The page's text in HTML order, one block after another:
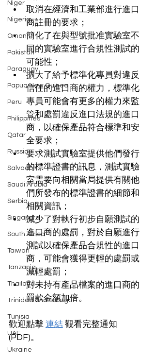
Niger
Nigeria
Oman
Pakistan
Paraguay
Papua New Guinea
Peru
Philippines
Qatar
Russia
Salvador
Saudi Arabia
Serbia
Singapore
South Africa
Taiwan
Tanzania
Thailand
Trinidad and Tobago
Tunisia
UAE
Ukraine
取消在經濟和工業部進行進口
商註冊的要求；
簡化了在與型號批准實驗室不
同的實驗室進行合規性測試的
可能性；
擴大了給予標準化專員對違反
信任的進口商的權力，標準化
專員可能會有更多的權力來監
管和處罰違反進口法規的進口
商，以確保產品符合標準和安
全要求；
要求測試實驗室提供他們發行
的標準證書的訊息，測試實驗
室需要向相關當局提供有關他
們所發布的標準證書的細節和
相關資訊；
減少了對執行初步自願測試的
進口商的處罰，對於自願進行
測試以確保產品合規性的進口
商，可能會獲得更輕的處罰或
減輕處罰；
對未持有產品檔案的進口商的
罰款金額加倍。
歡迎點擊 連結 觀看完整通知
(PDF)。